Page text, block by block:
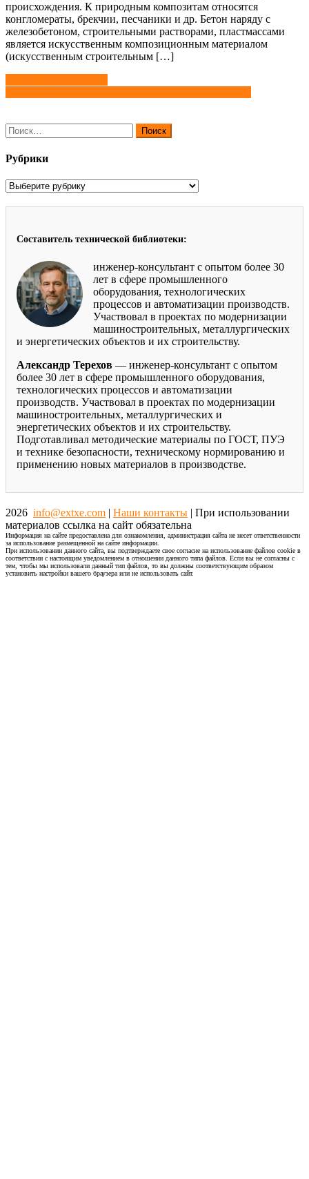
происхождения. К природным композитам относятся
конгломераты, брекчии, песчаники и др. Бетон наряду с
железобетоном, строительными растворами, пластмассами
является искусственным композиционным материалом
(искусственным строительным […]
Навигация
по
записям
Найти:
Рубрики
Рубрики
Составитель технической библиотеки:
инженер-консультант с опытом более 30
лет в сфере промышленного
оборудования, технологических
процессов и автоматизации производств.
Участвовал в проектах по модернизации
машиностроительных, металлургических
и энергетических объектов и их строительству.
Александр Терехов — инженер-консультант с опытом
более 30 лет в сфере промышленного оборудования,
технологических процессов и автоматизации
производств. Участвовал в проектах по модернизации
машиностроительных, металлургических и
энергетических объектов и их строительству.
Подготавливал методические материалы по ГОСТ, ПУЭ
и технике безопасности, техническому нормированию и
применению новых материалов в производстве.
2026 info@extxe.com | Наши контакты | При использовании
материалов ссылка на сайт обязательна
Информация на сайте предоставлена для ознакомления, администрация сайта не несет ответственности
за использование размещенной на сайте информации.
При использовании данного сайта, вы подтверждаете свое согласие на использование файлов cookie в
соответствии с настоящим уведомлением в отношении данного типа файлов. Если вы не согласны с
тем, чтобы мы использовали данный тип файлов, то вы должны соответствующим образом
установить настройки вашего браузера или не использовать сайт.